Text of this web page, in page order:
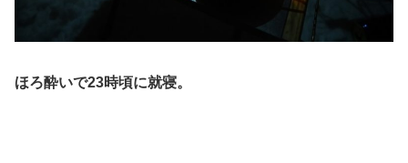
ほろ酔いで23時頃に就寝。